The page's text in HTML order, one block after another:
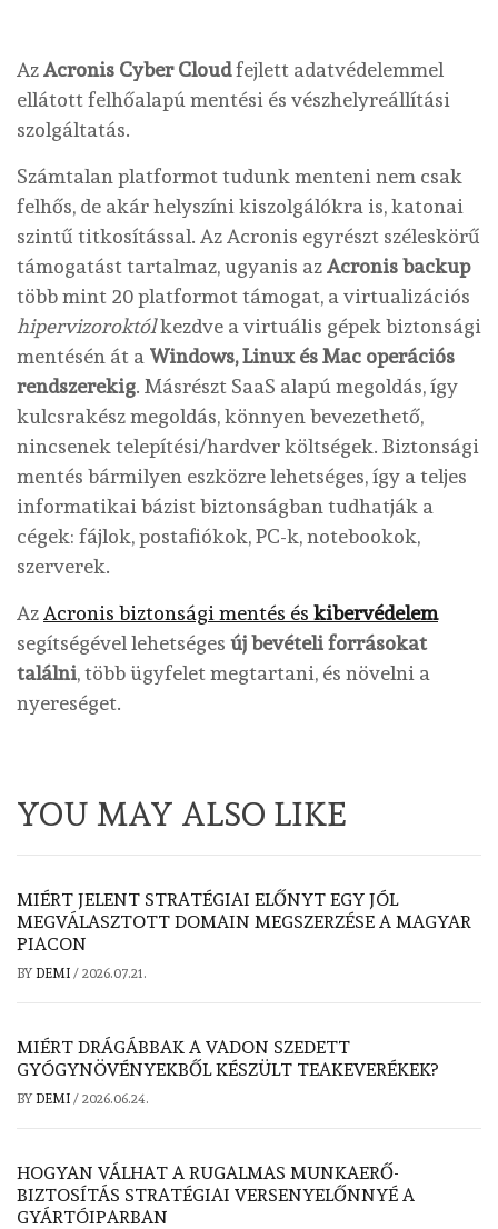
AzAcronis Cyber Cloudfejlett adatvédelemmel
ellátott felhőalapú mentési és vészhelyreállítási
szolgáltatás.
Számtalan platformot tudunk menteni nem csak
felhős, de akár helyszíni kiszolgálókra is, katonai
szintű titkosítással. Az Acronis egyrészt széleskörű
támogatást tartalmaz, ugyanis azAcronis backup
több mint 20 platformot támogat, a virtualizációs
hipervizoroktólkezdve a virtuális gépek biztonsági
mentésén át a Windows, Linux és Mac operációs
rendszerekig. Másrészt SaaS alapú megoldás, így
kulcsrakész megoldás, könnyen bevezethető,
nincsenek telepítési/hardver költségek. Biztonsági
mentés bármilyen eszközre lehetséges, így a teljes
informatikai bázist biztonságban tudhatják a
cégek: fájlok, postafiókok, PC-k, notebookok,
szerverek.
Az Acronis biztonsági mentés és kibervédelem
segítségével lehetséges új bevételi forrásokat
találni, több ügyfelet megtartani, és növelni a
nyereséget.
YOU MAY ALSO LIKE
MIÉRT JELENT STRATÉGIAI ELŐNYT EGY JÓL
MEGVÁLASZTOTT DOMAIN MEGSZERZÉSE A MAGYAR
PIACON
BY DEMI / 2026.07.21.
MIÉRT DRÁGÁBBAK A VADON SZEDETT
GYÓGYNÖVÉNYEKBŐL KÉSZÜLT TEAKEVERÉKEK?
BY DEMI / 2026.06.24.
HOGYAN VÁLHAT A RUGALMAS MUNKAERŐ-
BIZTOSÍTÁS STRATÉGIAI VERSENYELŐNNYÉ A
GYÁRTÓIPARBAN